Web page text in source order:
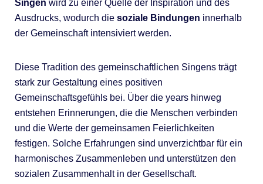
Singen wird zu einer Quelle der Inspiration und des
Ausdrucks, wodurch die soziale Bindungen innerhalb
der Gemeinschaft intensiviert werden.
Diese Tradition des gemeinschaftlichen Singens trägt
stark zur Gestaltung eines positiven
Gemeinschaftsgefühls bei. Über die years hinweg
entstehen Erinnerungen, die die Menschen verbinden
und die Werte der gemeinsamen Feierlichkeiten
festigen. Solche Erfahrungen sind unverzichtbar für ein
harmonisches Zusammenleben und unterstützen den
sozialen Zusammenhalt in der Gesellschaft.